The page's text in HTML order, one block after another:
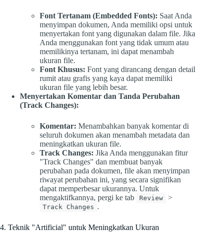
Font Tertanam (Embedded Fonts): Saat Anda
menyimpan dokumen, Anda memiliki opsi untuk
menyertakan font yang digunakan dalam file. Jika
Anda menggunakan font yang tidak umum atau
memilikinya tertanam, ini dapat menambah
ukuran file.
Font Khusus: Font yang dirancang dengan detail
rumit atau grafis yang kaya dapat memiliki
ukuran file yang lebih besar.
Menyertakan Komentar dan Tanda Perubahan
(Track Changes):
Komentar: Menambahkan banyak komentar di
seluruh dokumen akan menambah metadata dan
meningkatkan ukuran file.
Track Changes: Jika Anda menggunakan fitur
"Track Changes" dan membuat banyak
perubahan pada dokumen, file akan menyimpan
riwayat perubahan ini, yang secara signifikan
dapat memperbesar ukurannya. Untuk
mengaktifkannya, pergi ke tab
Review >
Track Changes .
4. Teknik "Artificial" untuk Meningkatkan Ukuran